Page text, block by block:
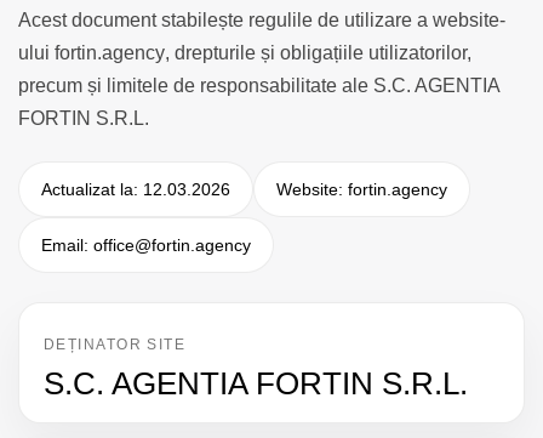
Acest document stabilește regulile de utilizare a website-
ului fortin.agency, drepturile și obligațiile utilizatorilor,
precum și limitele de responsabilitate ale S.C. AGENTIA
FORTIN S.R.L.
Actualizat la: 12.03.2026 Website: fortin.agency
Email: office@fortin.agency
DEȚINATOR SITE
S.C. AGENTIA FORTIN S.R.L.